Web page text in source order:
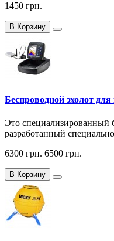
1450 грн.
В Корзину
Беспроводной эхолот
Это специализированный
разработанный
6300 грн. 6500 грн.
В Корзину